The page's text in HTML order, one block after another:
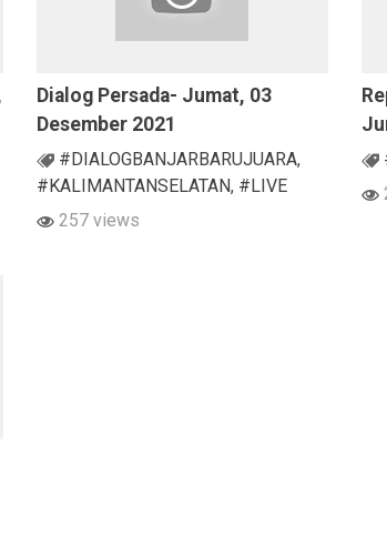
Dialog Persada- Jumat, 03
Desember 2021
#DIALOGBANJARBARUJUARA,
#KALIMANTANSELATAN, #LIVE
257 views